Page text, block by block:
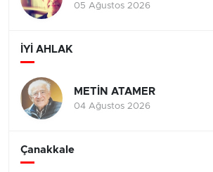
05 Ağustos 2026
İYİ AHLAK
METİN ATAMER
04 Ağustos 2026
Çanakkale